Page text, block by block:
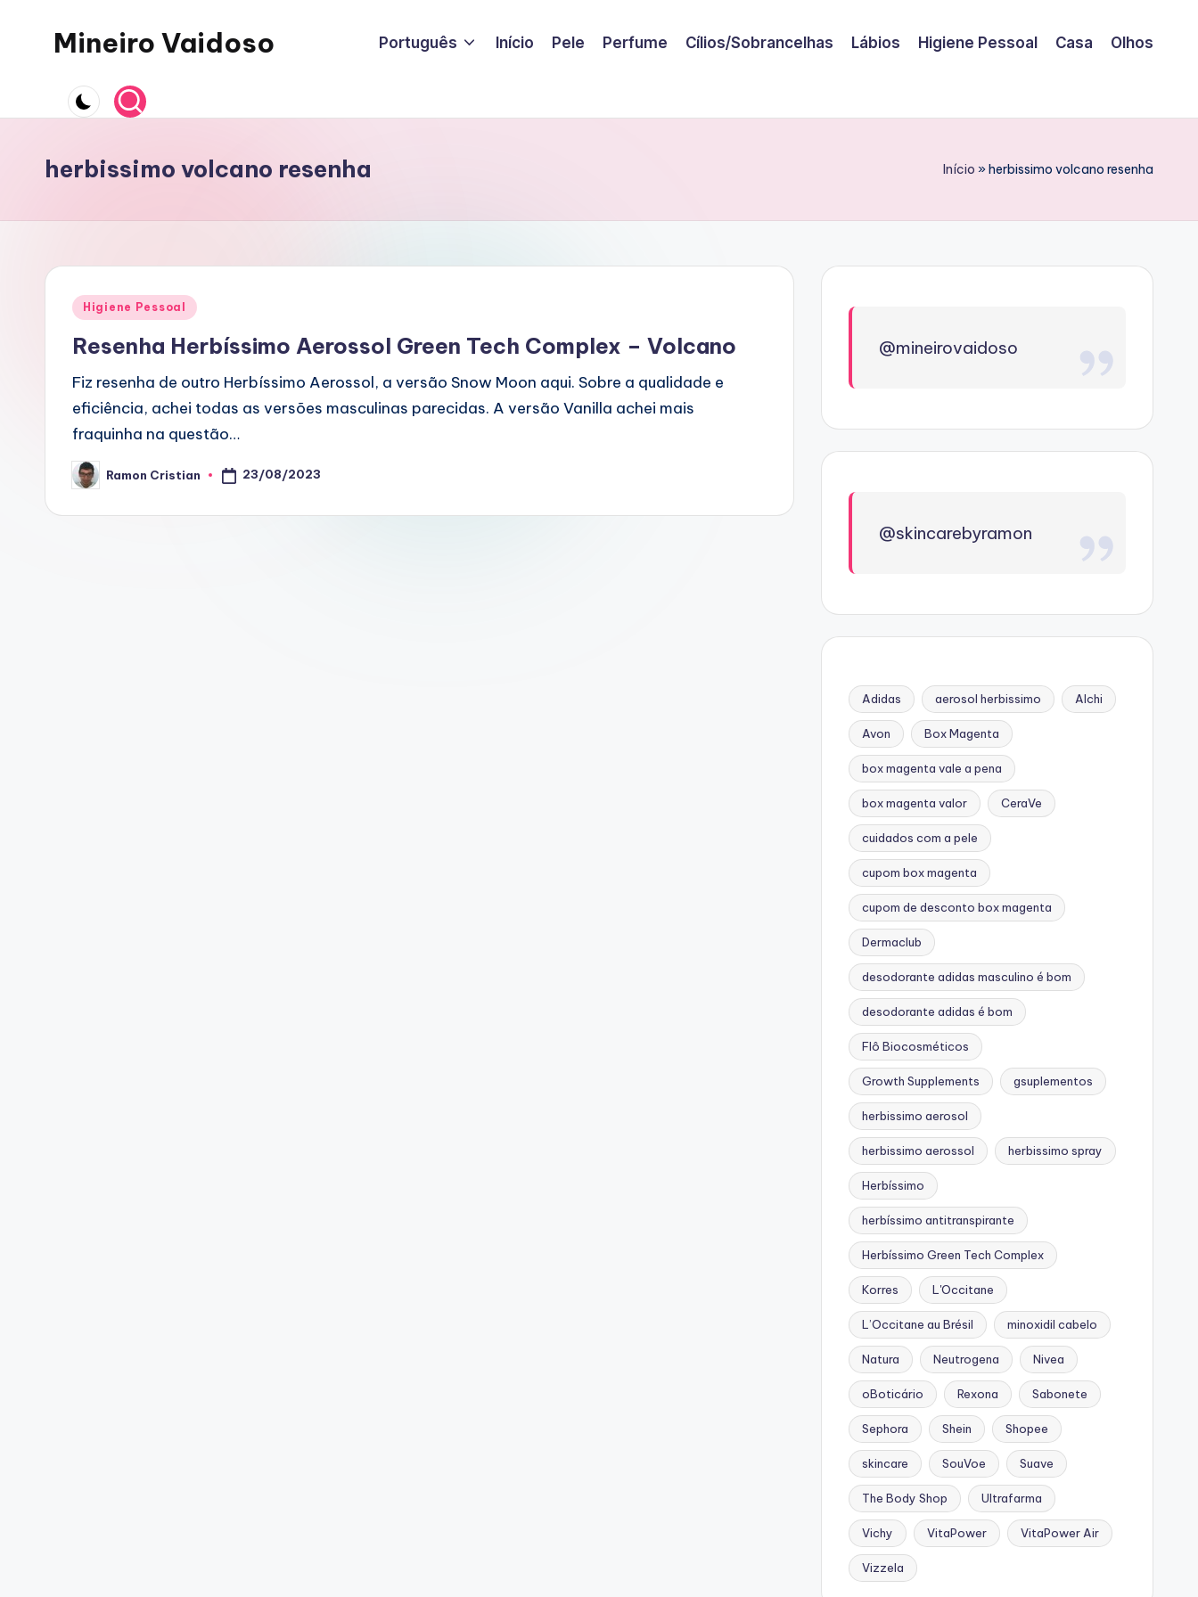
Mineiro Vaidoso
Care,
Resenhas
Português Início Pele Perfume Cílios/Sobrancelhas Lábios Higiene Pessoal Casa Olhos
herbissimo volcano resenha Início »herbissimo volcano resenha
Posted
Higiene Pessoal
Resenha Herbíssimo Aerossol Green Tech Complex – Volcano
Fiz resenha de outro Herbíssimo Aerossol, a versão Snow Moon aqui. Sobre a qualidade e
eficiência, achei todas as versões masculinas parecidas. A versão Vanilla achei mais
fraquinha na questão…
Posted
by
Ramon Cristian 23/08/2023
@mineirovaidoso
@skincarebyramon
Adidas aerosol herbissimo Alchi
Avon Box Magenta
box magenta vale a pena
box magenta valor CeraVe
cuidados com a pele
cupom box magenta
cupom de desconto box magenta
Dermaclub
desodorante adidas masculino é bom
desodorante adidas é bom
Flô Biocosméticos
Growth Supplements gsuplementos
herbissimo aerosol
herbissimo aerossol herbissimo spray
Herbíssimo
herbíssimo antitranspirante
Herbíssimo Green Tech Complex
Korres L'Occitane
L’Occitane au Brésil minoxidil cabelo
Natura Neutrogena Nivea
oBoticário Rexona Sabonete
Sephora Shein Shopee
skincare SouVoe Suave
The Body Shop Ultrafarma
Vichy VitaPower VitaPower Air
Vizzela